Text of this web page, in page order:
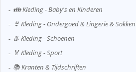
👪 Kleding - Baby's en Kinderen
👙 Kleding - Ondergoed & Lingerie & Sokken
👢 Kleding - Schoenen
🏅 Kleding - Sport
📚 Kranten & Tijdschriften